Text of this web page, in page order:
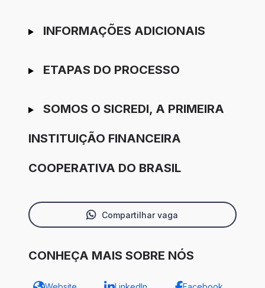
INFORMAÇÕES ADICIONAIS
ETAPAS DO PROCESSO
SOMOS O SICREDI, A PRIMEIRA
INSTITUIÇÃO FINANCEIRA
COOPERATIVA DO BRASIL
Compartilhar vaga
CONHEÇA MAIS SOBRE NÓS